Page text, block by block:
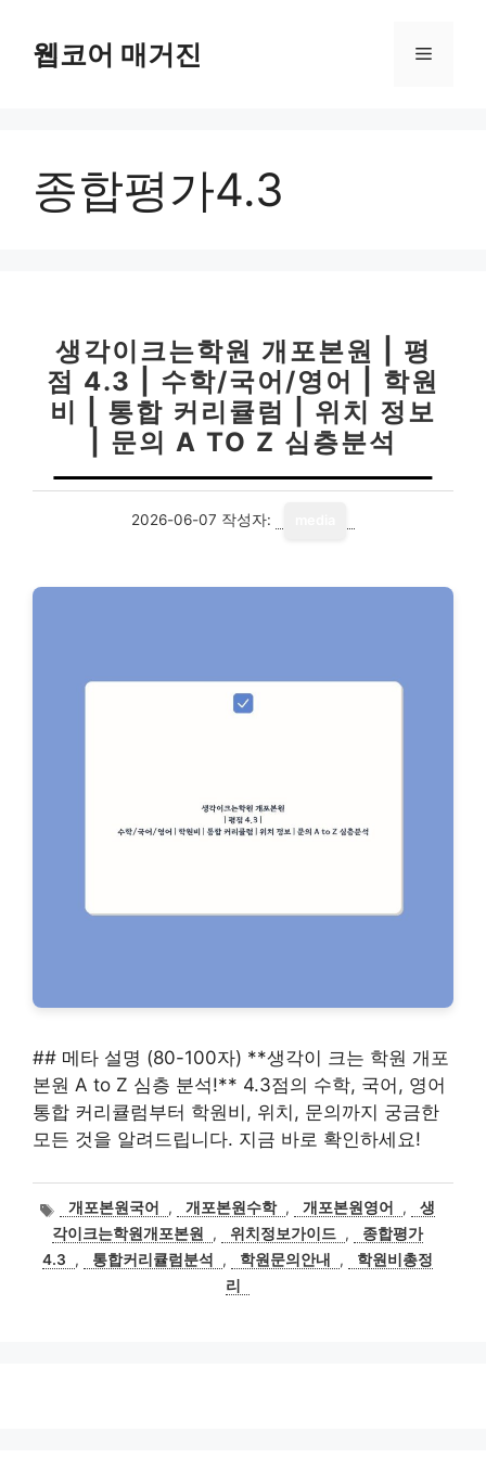
웹코어 매거진 메
종합평가4.3
생각이크는학원 개포본원 | 평
점 4.3 | 수학/국어/영어 | 학원
비 | 통합 커리큘럼 | 위치 정보
| 문의 A TO Z 심층분석
2026-06-07 작성자:
## 메타 설명 (80-100자) **생각이 크는 학원 개포
본원 A to Z 심층 분석!** 4.3점의 수학, 국어, 영어
통합 커리큘럼부터 학원비, 위치, 문의까지 궁금한
모든 것을 알려드립니다. 지금 바로 확인하세요!
태
그
개포본원국어 , 개포본원수학 , 개포본원영어 ,
생
각이크는학원개포본원
, 위치정보가이드 ,
종합평가
4.3
, 통합커리큘럼분석 , 학원문의안내 ,
학원비총정
리